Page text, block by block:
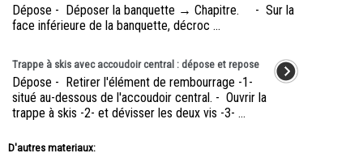
Dépose - Déposer la banquette → Chapitre. - Sur la
face inférieure de la banquette, décroc ...
Trappe à skis avec accoudoir central : dépose et repose
Dépose - Retirer l'élément de rembourrage -1-
situé au-dessous de l'accoudoir central. - Ouvrir la
trappe à skis -2- et dévisser les deux vis -3- ...
D'autres materiaux: